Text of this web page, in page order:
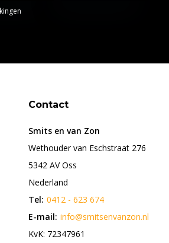
Contact
Smits en van Zon
Wethouder van Eschstraat 276
5342 AV Oss
Nederland
Tel: 0412 - 623 674
E-mail: info@smitsenvanzon.nl
KvK: 72347961